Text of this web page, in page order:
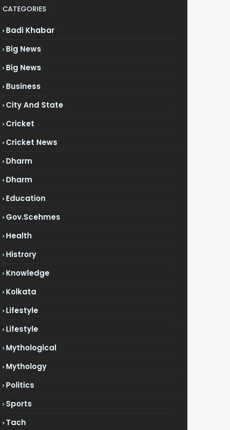
CATEGORIES
Badi Khabar
Big News
Big News
Business
City And State
Cricket
Cricket News
Dharm
Dharm
Education
Gov.scehmes
Health
Histrory
Knowledge
Kolkata
Lifestyle
Lifestyle
Mythological
Mythology
Politics
Sports
Tach